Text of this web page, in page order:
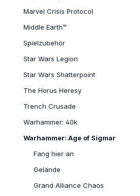
Marvel Crisis Protocol
Middle Earth™
Spielzubehör
Star Wars Legion
Star Wars Shatterpoint
The Horus Heresy
Trench Crusade
Warhammer: 40k
Warhammer: Age of Sigmar
Fang hier an
Gelände
Grand Alliance Chaos